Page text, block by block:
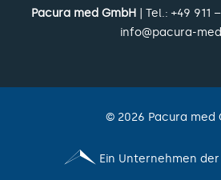
Pacura med GmbH | Tel.: +49 911
info@pacura-
© 2026 Pacura med
Ein Unternehmen